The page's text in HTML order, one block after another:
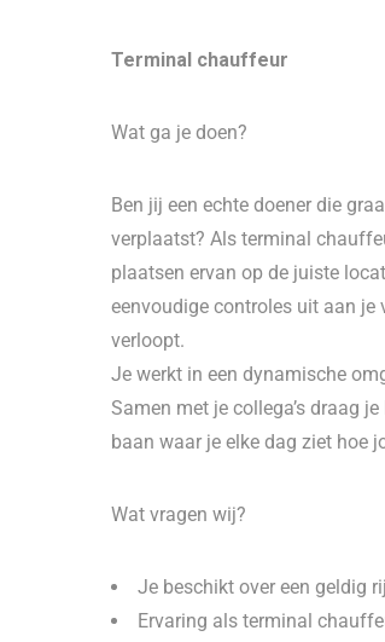
Terminal chauffeur
Wat ga je doen?
Ben jij een echte doener die
verplaatst? Als terminal
plaatsen ervan op de juiste
eenvoudige controles uit aan je
verloopt.
Je werkt in een dynamische
Samen met je collega’s draag
baan waar je elke dag ziet hoe
Wat vragen wij?
Je beschikt over een geldig
Ervaring als terminal